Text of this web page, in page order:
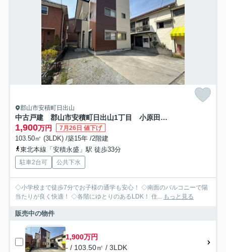
郡山市安積町日出山
中古戸建 郡山市安積町日出山1丁目 小原田小・小原田中
1,900万円 7月26日 値下げ
103.50㎡ (3LDK) /築15年 /2階建
東北本線「安積永盛」駅 徒歩33分
駐車2台可 公共下水
◇小学校まで徒歩7分でお子様の通学も安心！ ◇南面のバルコニーで陽
当たりが良く快適！ ◇各階にゆとりのあるLDK！ 住...
もっと見る
販売中の物件
1,900万円
- / 103.50㎡ / 3LDK